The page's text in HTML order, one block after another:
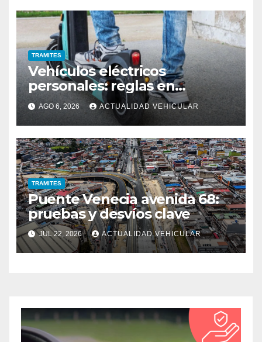
TRAMITES
Vehículos eléctricos
personales: reglas en
Colombia
AGO 6, 2026 ACTUALIDAD VEHICULAR
TRAMITES
Puente Venecia avenida 68:
pruebas y desvíos clave
JUL 22, 2026 ACTUALIDAD VEHICULAR